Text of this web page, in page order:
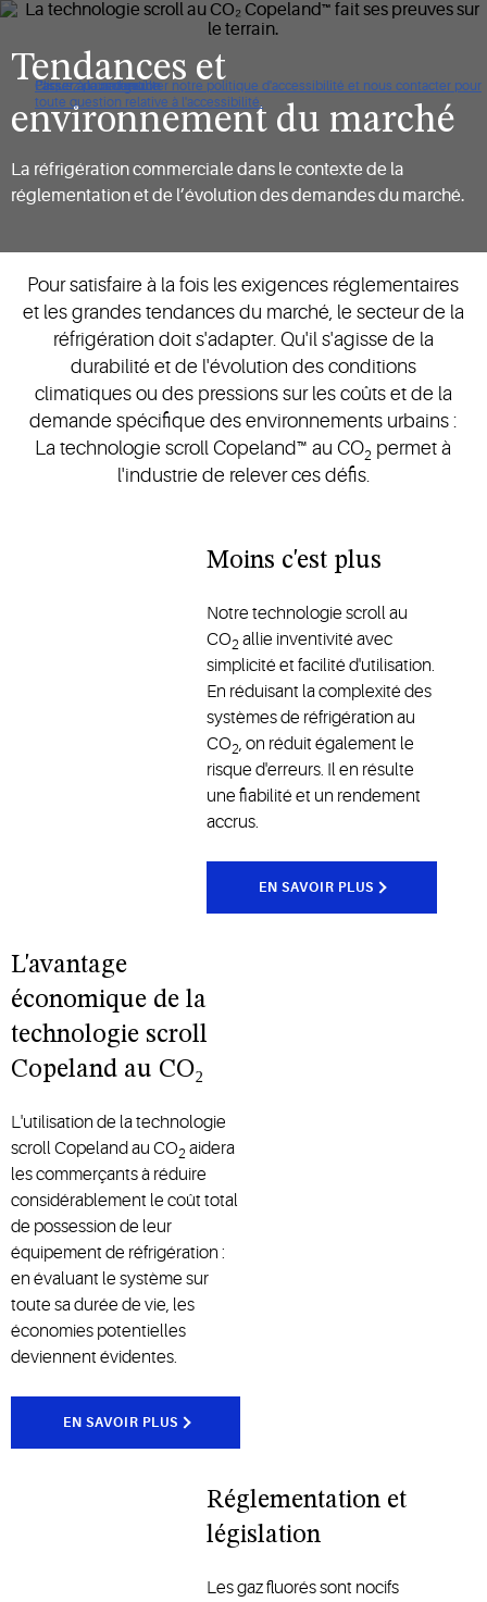
Cliquez pour consulter notre politique d'accessibilité et nous contacter pour
toute question relative à l'accessibilité.
Passer à la navigation
Passer au contenu
Passer à la recherche
Tendances et
environnement du marché
La réfrigération commerciale dans le contexte de la
réglementation et de l’évolution des demandes du marché.
Pour satisfaire à la fois les exigences réglementaires
et les grandes tendances du marché, le secteur de la
réfrigération doit s'adapter. Qu'il s'agisse de la
durabilité et de l'évolution des conditions
climatiques ou des pressions sur les coûts et de la
demande spécifique des environnements urbains :
La technologie scroll Copeland™ au CO2 permet à
l'industrie de relever ces défis.
Moins c'est plus
Notre technologie scroll au
CO2 allie inventivité avec
simplicité et facilité d'utilisation.
En réduisant la complexité des
systèmes de réfrigération au
CO2, on réduit également le
risque d'erreurs. Il en résulte
une fiabilité et un rendement
accrus.
EN SAVOIR PLUS
L'avantage
économique de la
technologie scroll
Copeland au CO₂
L'utilisation de la technologie
scroll Copeland au CO2 aidera
les commerçants à réduire
considérablement le coût total
de possession de leur
équipement de réfrigération :
en évaluant le système sur
toute sa durée de vie, les
économies potentielles
deviennent évidentes.
EN SAVOIR PLUS
Réglementation et
législation
Les gaz fluorés sont nocifs